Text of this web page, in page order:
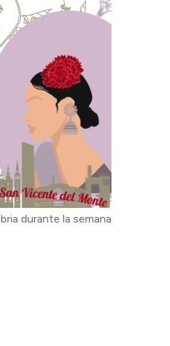
durante la semana